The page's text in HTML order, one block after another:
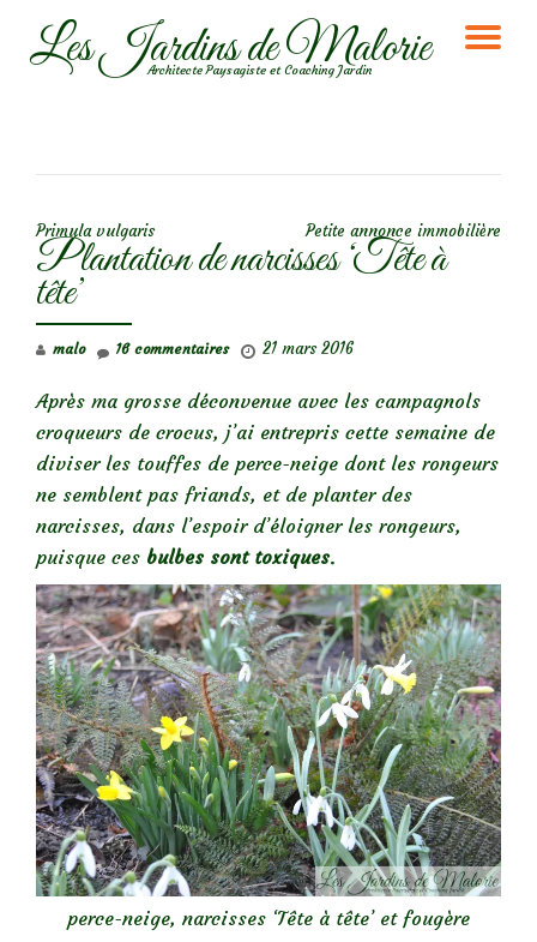
AllerLes Jardins de Malorie
Architecte Paysagiste et Coaching Jardin
Primula vulgaris Petite annonce immobilière
Plantation de narcisses ‘Tête à
tête’
malo 21 mars 2016
16 commentaires
Après ma grosse déconvenue avec les campagnols
croqueurs de crocus, j’ai entrepris cette semaine de
diviser les touffes de perce-neige dont les rongeurs
ne semblent pas friands, et de planter des
narcisses, dans l’espoir d’éloigner les rongeurs,
puisque ces bulbes sont toxiques.
perce-neige, narcisses ‘Tête à tête’ et fougère